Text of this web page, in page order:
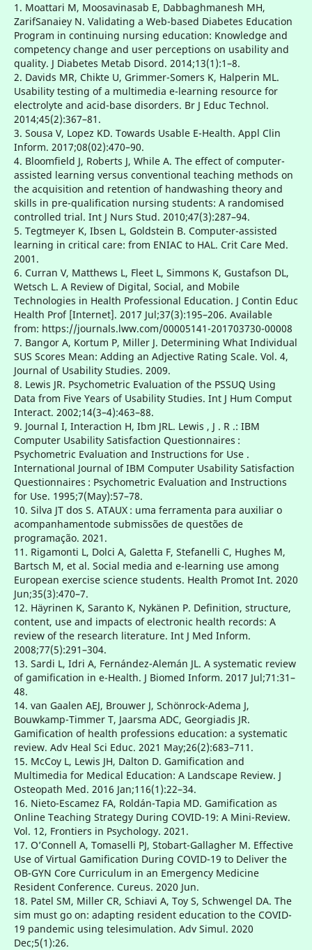
1. Moattari M, Moosavinasab E, Dabbaghmanesh MH,
ZarifSanaiey N. Validating a Web-based Diabetes Education
Program in continuing nursing education: Knowledge and
competency change and user perceptions on usability and
quality. J Diabetes Metab Disord. 2014;13(1):1–8.
2. Davids MR, Chikte U, Grimmer-Somers K, Halperin ML.
Usability testing of a multimedia e-learning resource for
electrolyte and acid-base disorders. Br J Educ Technol.
2014;45(2):367–81.
3. Sousa V, Lopez KD. Towards Usable E-Health. Appl Clin
Inform. 2017;08(02):470–90.
4. Bloomfield J, Roberts J, While A. The effect of computer-
assisted learning versus conventional teaching methods on
the acquisition and retention of handwashing theory and
skills in pre-qualification nursing students: A randomised
controlled trial. Int J Nurs Stud. 2010;47(3):287–94.
5. Tegtmeyer K, Ibsen L, Goldstein B. Computer-assisted
learning in critical care: from ENIAC to HAL. Crit Care Med.
2001.
6. Curran V, Matthews L, Fleet L, Simmons K, Gustafson DL,
Wetsch L. A Review of Digital, Social, and Mobile
Technologies in Health Professional Education. J Contin Educ
Health Prof [Internet]. 2017 Jul;37(3):195–206. Available
from: https://journals.lww.com/00005141-201703730-00008
7. Bangor A, Kortum P, Miller J. Determining What Individual
SUS Scores Mean: Adding an Adjective Rating Scale. Vol. 4,
Journal of Usability Studies. 2009.
8. Lewis JR. Psychometric Evaluation of the PSSUQ Using
Data from Five Years of Usability Studies. Int J Hum Comput
Interact. 2002;14(3–4):463–88.
9. Journal I, Interaction H, Ibm JRL. Lewis , J . R .: IBM
Computer Usability Satisfaction Questionnaires :
Psychometric Evaluation and Instructions for Use .
International Journal of IBM Computer Usability Satisfaction
Questionnaires : Psychometric Evaluation and Instructions
for Use. 1995;7(May):57–78.
10. Silva JT dos S. ATAUX : uma ferramenta para auxiliar o
acompanhamentode submissões de questões de
programação. 2021.
11. Rigamonti L, Dolci A, Galetta F, Stefanelli C, Hughes M,
Bartsch M, et al. Social media and e-learning use among
European exercise science students. Health Promot Int. 2020
Jun;35(3):470–7.
12. Häyrinen K, Saranto K, Nykänen P. Definition, structure,
content, use and impacts of electronic health records: A
review of the research literature. Int J Med Inform.
2008;77(5):291–304.
13. Sardi L, Idri A, Fernández-Alemán JL. A systematic review
of gamification in e-Health. J Biomed Inform. 2017 Jul;71:31–
48.
14. van Gaalen AEJ, Brouwer J, Schönrock-Adema J,
Bouwkamp-Timmer T, Jaarsma ADC, Georgiadis JR.
Gamification of health professions education: a systematic
review. Adv Heal Sci Educ. 2021 May;26(2):683–711.
15. McCoy L, Lewis JH, Dalton D. Gamification and
Multimedia for Medical Education: A Landscape Review. J
Osteopath Med. 2016 Jan;116(1):22–34.
16. Nieto-Escamez FA, Roldán-Tapia MD. Gamification as
Online Teaching Strategy During COVID-19: A Mini-Review.
Vol. 12, Frontiers in Psychology. 2021.
17. O’Connell A, Tomaselli PJ, Stobart-Gallagher M. Effective
Use of Virtual Gamification During COVID-19 to Deliver the
OB-GYN Core Curriculum in an Emergency Medicine
Resident Conference. Cureus. 2020 Jun.
18. Patel SM, Miller CR, Schiavi A, Toy S, Schwengel DA. The
sim must go on: adapting resident education to the COVID-
19 pandemic using telesimulation. Adv Simul. 2020
Dec;5(1):26.